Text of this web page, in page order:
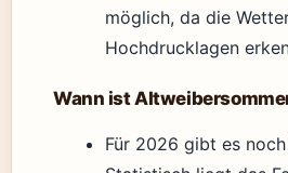
möglich, da die
Hochdrucklagen
Wann ist
Für 2026 gibt es